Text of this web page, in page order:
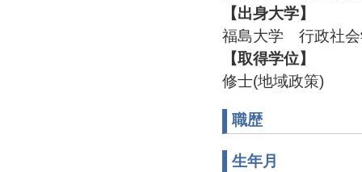
【出身大学】
福島大学 行政社
【取得学位】
修士(地域政策)
職歴
生年月